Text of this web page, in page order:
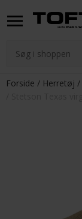
Forside Herretøj